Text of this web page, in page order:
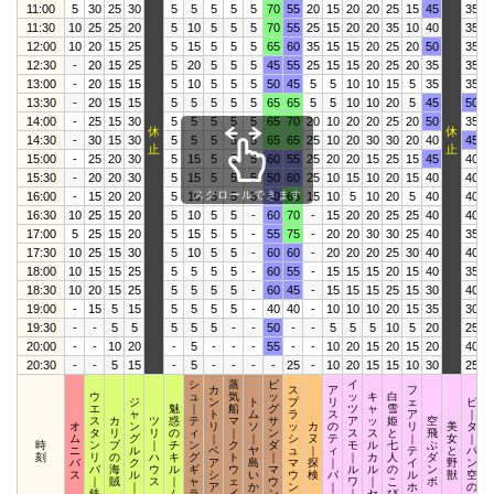
休
止
休
止
11:00
5 30 25 30 5 5 5 5 5 70 55 20 15 20 20 25 15 45 35
11:30
10 25 25 20 5 10 5 5 5 70 55 25 15 20 20 35 10 40 35
12:00
10 20 15 25 5 15 5 5 5 65 60 35 15 15 20 25 20 50 35
12:30
- 20 15 25 5 20 5 5 5 45 55 25 15 15 20 25 20 35 35
13:00
- 20 15 15 5 10 5 5 5 50 45 5 5 10 10 15 5 35 35
13:30
- 20 15 15 5 5 5 5 5 65 65 5 5 10 10 20 5 45 50
14:00
- 25 15 30 5 5 5 5 5 65 70 20 10 20 20 25 20 50 35
14:30
- 30 15 30 5 5 5 5 5 65 65 25 10 20 30 30 20 40 45
15:00
- 25 20 30 5 15 5 5 5 60 55 25 20 20 15 25 15 45 40
15:30
- 20 20 30 5 15 5 5 5 50 60 25 10 15 10 20 15 40 40
16:00
- 15 20 20 5 10 5 5 5 60 65 15 10 5 10 20 5 40 40
16:30
10 25 15 20 5 10 5 5 - 60 70 - 15 20 20 25 25 40 40
17:00
5 25 15 20 5 15 5 5 - 55 75 - 20 20 30 30 25 40 35
17:30
10 25 15 30 5 10 5 5 - 60 60 - 20 20 20 25 30 40 40
18:00
10 15 15 25 5 5 5 5 - 60 55 - 15 15 15 20 15 40 35
18:30
10 20 15 25 5 5 5 5 - 60 45 - 15 15 15 25 15 30 40
19:00
- 15 5 15 5 5 5 5 - 40 40 - 10 10 10 20 15 35 30
19:30
- - 5 5 5 5 5 - - 50 - - 5 5 5 10 5 20 25
20:00
- - 10 20 - 5 - - - 55 - - 10 20 15 20 15 20 40
20:30
- - 5 15 - 5 - - - - 25 - 10 20 15 15 10 30 25
時
刻
オ
ム
ニ
バ
ス
ウ
エ
ス
タ
ン
リ
バ
｜
カ
リ
ブ
の
海
賊
ジ
ャ
ン
グ
ル
ク
ル
｜
ツ
リ
｜
ハ
ウ
ス
魅
惑
の
チ
キ
ル
｜
シ
ュ
｜
テ
ィ
ン
グ
ギ
ャ
カ
ン
ト
リ
｜
ベ
ア
シ
ア
蒸
気
船
マ
｜
ク
ト
ウ
ェ
ト
ム
ソ
｜
ヤ
島
い
か
ビ
ッ
グ
サ
ン
ダ
｜
マ
ウ
ス
プ
ラ
ッ
シ
ュ
マ
ウ
ン
カ
ヌ
｜
探
検
ア
リ
ス
の
テ
ィ
｜
パ
｜
イ
ッ
ツ
ア
ス
モ
｜
ル
ワ
キ
ャ
ッ
ス
ル
カ
ル
｜
白
雪
姫
と
七
人
の
こ
フ
ェ
ア
リ
｜
テ
イ
ル
ホ
空
飛
ぶ
ダ
ン
ボ
美
女
と
野
獣
ピ
｜
タ
｜
パ
ン
空
の
スクロールできます